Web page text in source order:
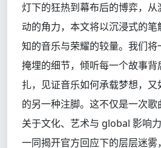
灯下的狂热到幕布后的博弈，
动的角力，本文将以沉浸式的
知的音乐与荣耀的较量。我们
掩埋的细节，倾听每一个故事
扎，见证音乐如何承载梦想，
的另一种注脚。这不仅是一次
关于文化、艺术与 global 影响
一同揭开官方回应下的层层迷